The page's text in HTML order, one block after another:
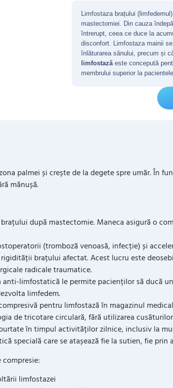
Limfostaza brațului
mastectomiei. Din cauza
întrerupt, ceea ce duce la
disconfort. Limfostaza mainii
înlăturarea sânului, precum și
limfostazăeste concepută
membrului superior la
palmei și crește de la degete spre umăr. În
mănușă.
după mastectomie. Maneca asigură o
(tromboză venoasă, infecție) și
brațului afectat. Acest lucru este
radicale traumatice.
limfostatică le permite pacienților să ducă
limfedem.
pentru limfostază în magazinul
de tricotare circulară, fără utilizarea
în timpul activităților zilnice, inclusiv la
specială care se atașează fie la sutien, fie prin
limfostazei